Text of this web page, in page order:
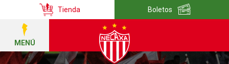
Tienda Boletos
MENÚ